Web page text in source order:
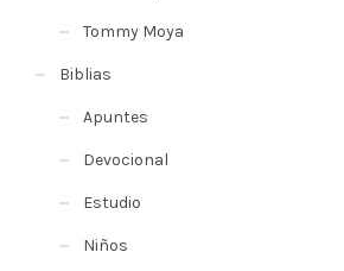
Tommy Moya
Biblias
Apuntes
Devocional
Estudio
Niños